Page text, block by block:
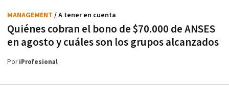
Quiénes cobran el bono de $70.000 de ANSES
en agosto y cuáles son los grupos alcanzados
MANAGEMENT / A tener en cuenta
PoriProfesional